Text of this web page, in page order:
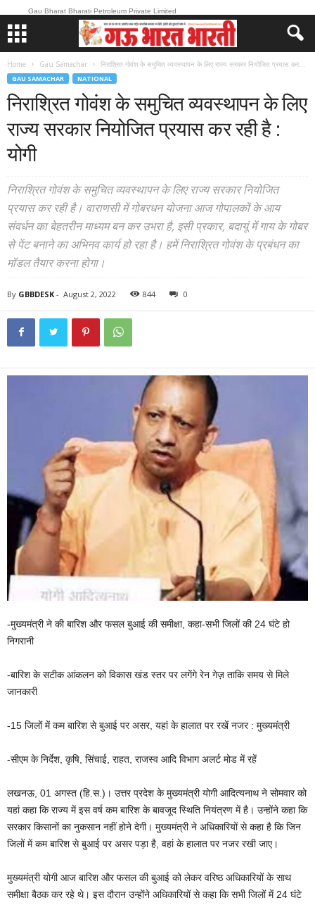
Gau Bharat Bharati Petroleum Private Limited
Home Gau Samachar निराश्रित गोवंश के समुचित व्यवस्थापन के लिए राज्य सरकार नियोजित प्रयास कर...
GAU SAMACHAR NATIONAL
निराश्रित गोवंश के समुचित व्यवस्थापन के लिए
राज्य सरकार नियोजित प्रयास कर रही है :
योगी
निराश्रित गोवंश के समुचित व्यवस्थापन के लिए राज्य सरकार नियोजित
प्रयास कर रही है। वाराणसी में गोबरधन योजना आज गोपालकों के आय
संवर्धन का बेहतरीन माध्यम बन कर उभरा है, इसी प्रकार, बदायूं में गाय के गोबर
से पेंट बनाने का अभिनव कार्य हो रहा है। हमें निराश्रित गोवंश के प्रबंधन का
मॉडल तैयार करना होगा।
By GBBDESK - August 2, 2022 844 0
-मुख्यमंत्री ने की बारिश और फसल बुआई की समीक्षा, कहा-सभी जिलों की 24 घंटे हो
निगरानी
-बारिश के सटीक आंकलन को विकास खंड स्तर पर लगेंगे रेन गेज़ ताकि समय से मिले
जानकारी
-15 जिलों में कम बारिश से बुआई पर असर, यहां के हालात पर रखें नजर : मुख्यमंत्री
-सीएम के निर्देश, कृषि, सिंचाई, राहत, राजस्व आदि विभाग अलर्ट मोड में रहें
लखनऊ, 01 अगस्त (हि.स.)। उत्तर प्रदेश के मुख्यमंत्री योगी आदित्यनाथ ने सोमवार को
यहां कहा कि राज्य में इस वर्ष कम बारिश के बावजूद स्थिति नियंत्रण में है। उन्होंने कहा कि
सरकार किसानों का नुकसान नहीं होने देगी। मुख्यमंत्री ने अधिकारियों से कहा है कि जिन
जिलों में कम बारिश से बुआई पर असर पड़ा है, वहां के हालात पर नजर रखी जाए।
मुख्यमंत्री योगी आज बारिश और फसल की बुआई को लेकर वरिष्ठ अधिकारियों के साथ
समीक्षा बैठक कर रहे थे। इस दौरान उन्होंने अधिकारियों से कहा कि सभी जिलों में 24 घंटे